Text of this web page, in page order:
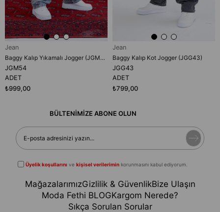
Jean
Baggy Kalıp Yıkamalı Jogger (JGM54)
JGM54
ADET
₺999,00
Jean
Baggy Kalıp Kot Jogger (JGG43)
JGG43
ADET
₺799,00
BÜLTENİMİZE ABONE OLUN
Üyelik koşullarını vekişisel verilerimin korunmasını kabul ediyorum.
MağazalarımızGizlilik & GüvenlikBize Ulaşın
Moda Fethi BLOGKargom Nerede?
Sıkça Sorulan Sorular